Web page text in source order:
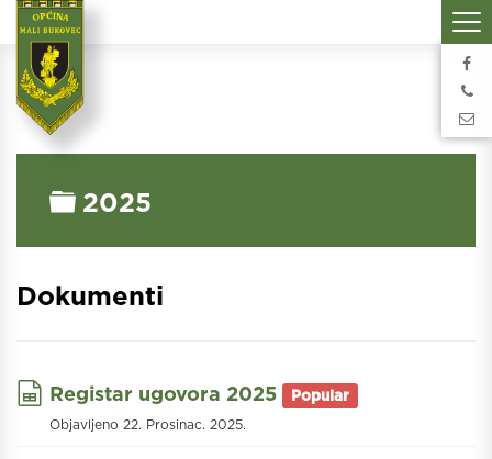
Folder
2025
Dokumenti
spreadsheet
Registar ugovora 2025 Popular
Objavljeno 22. Prosinac. 2025.